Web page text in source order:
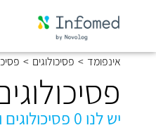
אינפומד > פסיכולוגים >
יש לנו 0 פסיכולוגים ופסיכולוגיות באתר